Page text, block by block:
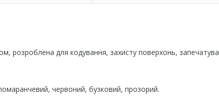
розроблена для кодування, захисту поверхонь,
червоний, бузковий, прозорий.